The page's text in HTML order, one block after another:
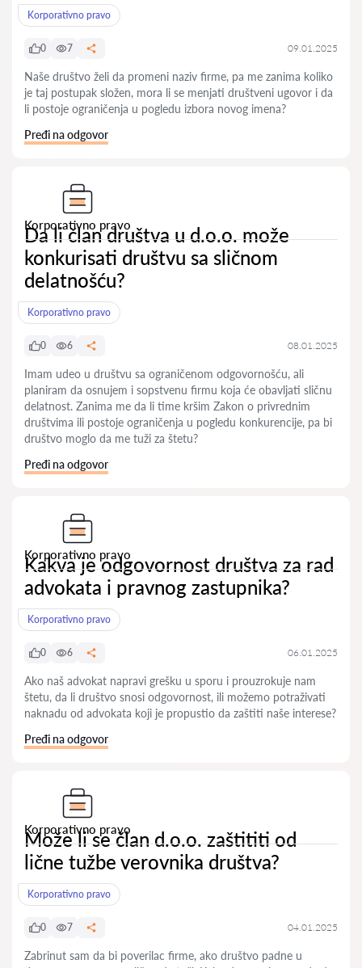
Korporativno pravo
0 7 09.01.2025
Naše društvo želi da promeni naziv firme, pa me zanima koliko
je taj postupak složen, mora li se menjati društveni ugovor i da
li postoje ograničenja u pogledu izbora novog imena?
Pređi na odgovor
Korporativno pravo
Da li član društva u d.o.o. može
konkurisati društvu sa sličnom
delatnošću?
Korporativno pravo
0 6 08.01.2025
Imam udeo u društvu sa ograničenom odgovornošću, ali
planiram da osnujem i sopstvenu firmu koja će obavljati sličnu
delatnost. Zanima me da li time kršim Zakon o privrednim
društvima ili postoje ograničenja u pogledu konkurencije, pa bi
društvo moglo da me tuži za štetu?
Pređi na odgovor
Korporativno pravo
Kakva je odgovornost društva za rad
advokata i pravnog zastupnika?
Korporativno pravo
0 6 06.01.2025
Ako naš advokat napravi grešku u sporu i prouzrokuje nam
štetu, da li društvo snosi odgovornost, ili možemo potraživati
naknadu od advokata koji je propustio da zaštiti naše interese?
Pređi na odgovor
Korporativno pravo
Može li se član d.o.o. zaštititi od
lične tužbe verovnika društva?
Korporativno pravo
0 7 04.01.2025
Zabrinut sam da bi poverilac firme, ako društvo padne u